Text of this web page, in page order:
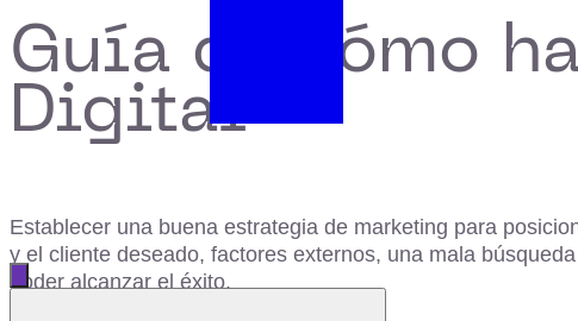
Abrir menú principal
Guía de cómo
Digital
Establecer una buena estrategia de marketing para
y el cliente deseado, factores externos, una mala
poder alcanzar el éxito.